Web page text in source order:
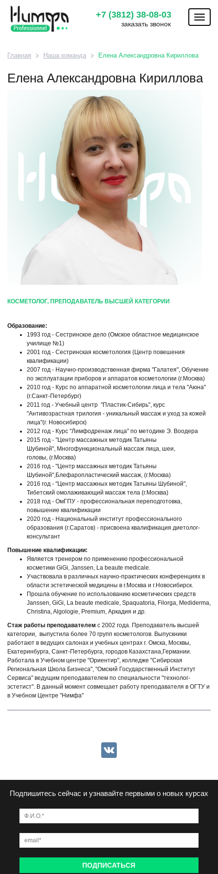
+7 (3812) 38-08-03
заказать звонок
Главная Наша команда Елена Александровна Кириллова
Елена Александровна Кириллова
КОСМЕТОЛОГ, ПРЕПОДАВАТЕЛЬ ВЫСШЕЙ КАТЕГОРИИ
Образование:
1993 год - Сестринское дело (Омское областное медицинское
училище №1)
2001 год - Сестринская косметология (Центр повешения
квалификации)
2007 год - Научно-производственная фирма "Галатея", Обучение
по эксплуатации приборов и аппаратов косметологии (г.Москва)
2010 год - Курс по аппаратной косметологии лица и тела "Аюна"
(г.Санкт-Петербург)
2011 год - Учебный центр "Пластик-Сибирь", курс
"Антивозрастная трилогия - уникальный массаж и уход за кожей
лица"(г. Новосибирск)
2012 год - Курс "Лимфодренаж лица" по методике Э. Воодера
2015 год - "Центр массажных методик Татьяны
Шубиной", Многофункциональный массаж лица, шеи,
головы, (г.Москва)
2016 год - "Центр массажных методик Татьяны
Шубиной",Блефаропластический массаж, (г.Москва)
2016 год - "Центр массажных методик Татьяны Шубиной",
Тибетский омолаживающий массаж тела (г.Москва)
2018 год - ОмГПУ - профессиональная переподготовка,
повышение квалификации
2020 год - Национальный институт профессионального
образования (г.Саратов) - присвоена квалификация диетолог-
консультант
Повышение квалификации:
Является тренером по применению профессиональной
косметики GiGi, Janssen, La beaute medicale.
Участвовала в различных научно-практических конференциях в
области эстетической медицины в г.Москва и г.Новосибирск.
Прошла обучение по использованию косметических средств
Janssen, GiGi, La beaute medicale, Spaquatoria, Filorga, Mediderma,
Christina, Algologie, Premium, Аркадия и др.
Стаж работы преподавателем с 2002 года. Преподаватель высшей
категории, выпустила более 70 групп косметологов. Выпускники
работают в ведущих салонах и учебных центрах г. Омска, Москвы,
Екатеринбурга, Санкт-Петербурга, городов Казахстана,Германии.
Работала в Учебном центре "Ориентир", колледже "Сибирская
Региональная Школа Бизнеса", "Омский Государственный Институт
Сервиса" ведущим преподавателем по специальности "технолог-
эстетист". В данный момент совмещает работу преподавателя в ОГТУ и
в Учебном Центре "Нимфа"
Подпишитесь сейчас и узнавайте первыми о новых курсах